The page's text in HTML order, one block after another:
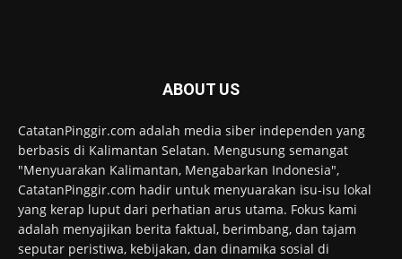
ABOUT US
CatatanPinggir.com adalah media siber independen yang
berbasis di Kalimantan Selatan. Mengusung semangat
"Menyuarakan Kalimantan, Mengabarkan Indonesia",
CatatanPinggir.com hadir untuk menyuarakan isu-isu lokal
yang kerap luput dari perhatian arus utama. Fokus kami
adalah menyajikan berita faktual, berimbang, dan tajam
seputar peristiwa, kebijakan, dan dinamika sosial di